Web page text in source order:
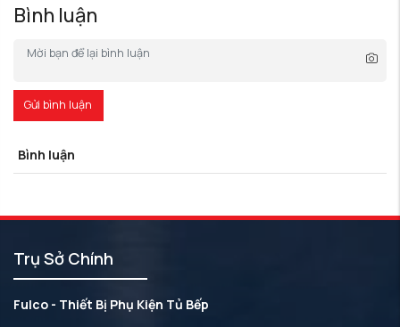
Bình luận
Gửi bình luận
Bình luận
Trụ Sở Chính
Fulco - Thiết Bị Phụ Kiện Tủ Bếp